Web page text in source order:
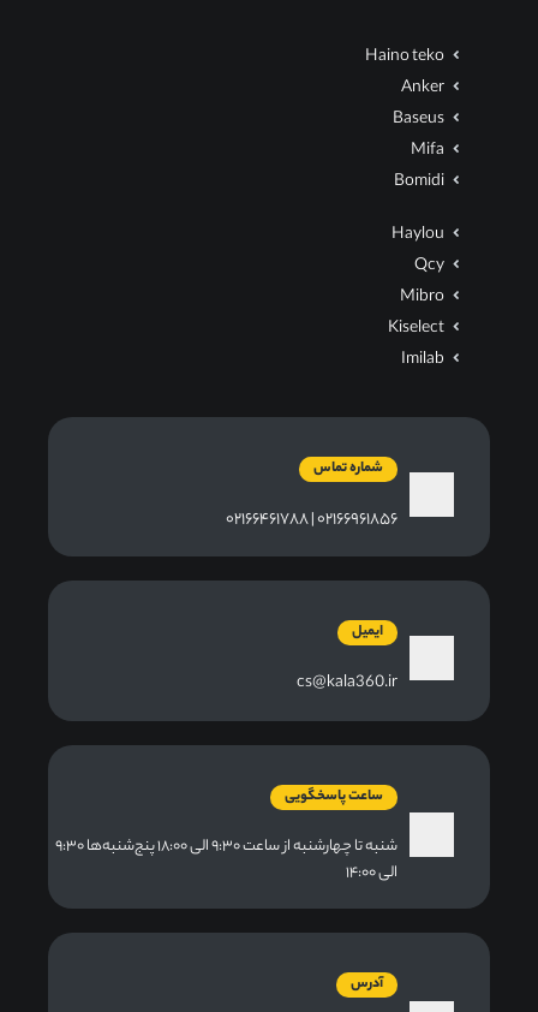
Haino teko
Anker
Baseus
Mifa
Bomidi
Haylou
Qcy
Mibro
Kiselect
Imilab
شماره تماس
۰۲۱۶۶۹۶۱۸۵۶ | ۰۲۱۶۶۴۶۱۷۸۸
ایمیل
cs@kala360.ir
ساعت پاسخگویی
شنبه تا چهارشنبه از ساعت ۹:۳۰ الی ۱۸:۰۰ پنج‌شنبه‌ها ۹:۳۰
الی ۱۴:۰۰
آدرس